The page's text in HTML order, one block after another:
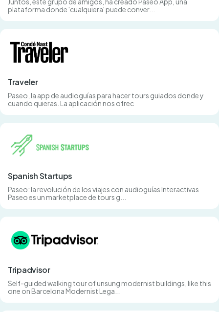
plataforma donde 'cualquiera' puede conver...
Traveler
Paseo, la app de audioguías para hacer tours guiados donde y
cuando quieras. La aplicación nos ofrec
Spanish Startups
Paseo: la revolución de los viajes con audioguías Interactivas
Paseo es un marketplace de tours g...
Tripadvisor
Self-guided walking tour of unsung modernist buildings, like this
one on Barcelona Modernist Lega...